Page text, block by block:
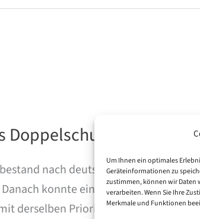
Um Ihnen ein optimales
Geräteinformationen zu
zustimmen, können wir Daten
verarbeiten. Wenn Sie Ihre
Merkmale und Funktionen
Verbots
nach deutschem Recht das
konnte eine Erfindung, für
derselben Priorität und